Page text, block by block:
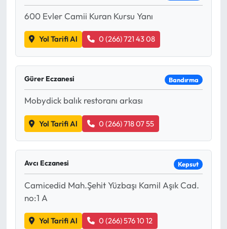
600 Evler Camii Kuran Kursu Yanı
Yol Tarifi Al 0 (266) 721 43 08
Gürer Eczanesi Bandırma
Mobydick balık restoranı arkası
Yol Tarifi Al 0 (266) 718 07 55
Avcı Eczanesi Kepsut
Camicedid Mah.Şehit Yüzbaşı Kamil Aşık Cad.
no:1 A
Yol Tarifi Al 0 (266) 576 10 12